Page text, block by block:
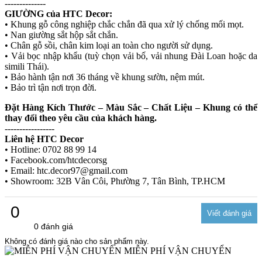
--------------
GIƯỜNG của HTC Decor:
• Khung gỗ công nghiệp chắc chắn đã qua xử lý chống mối mọt.
• Nan giường sắt hộp sắt chắn.
• Chân gỗ sồi, chân kim loại an toàn cho người sử dụng.
• Vải bọc nhập khẩu (tuỳ chọn vải bố, vải nhung Đài Loan hoặc da
simili Thái).
• Bảo hành tận nơi 36 tháng về khung sườn, nệm mút.
• Bảo trì tận nơi trọn đời.
Đặt Hàng Kích Thước – Màu Sắc – Chất Liệu – Khung có thể
thay đổi theo yêu cầu của khách hàng.
-----------------
Liên hệ HTC Decor
• Hotline: 0702 88 99 14
• Facebook.com/htcdecorsg
• Email: htc.decor97@gmail.com
• Showroom: 32B Vân Côi, Phường 7, Tân Bình, TP.HCM
0
0 đánh giá
Không có đánh giá nào cho sản phẩm này.
MIỄN PHÍ VẬN CHUYỂN